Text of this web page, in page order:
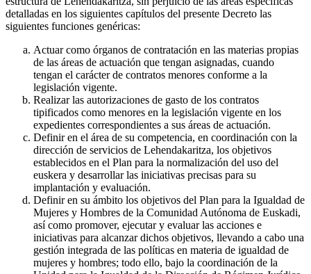
detalladas en los siguientes capítulos del presente Decreto las
siguientes funciones genéricas:
Actuar como órganos de contratación en las materias propias
de las áreas de actuación que tengan asignadas, cuando
tengan el carácter de contratos menores conforme a la
legislación vigente.
Realizar las autorizaciones de gasto de los contratos
tipificados como menores en la legislación vigente en los
expedientes correspondientes a sus áreas de actuación.
Definir en el área de su competencia, en coordinación con la
dirección de servicios de Lehendakaritza, los objetivos
establecidos en el Plan para la normalización del uso del
euskera y desarrollar las iniciativas precisas para su
implantación y evaluación.
Definir en su ámbito los objetivos del Plan para la Igualdad de
Mujeres y Hombres de la Comunidad Autónoma de Euskadi,
así como promover, ejecutar y evaluar las acciones e
iniciativas para alcanzar dichos objetivos, llevando a cabo una
gestión integrada de las políticas en materia de igualdad de
mujeres y hombres; todo ello, bajo la coordinación de la